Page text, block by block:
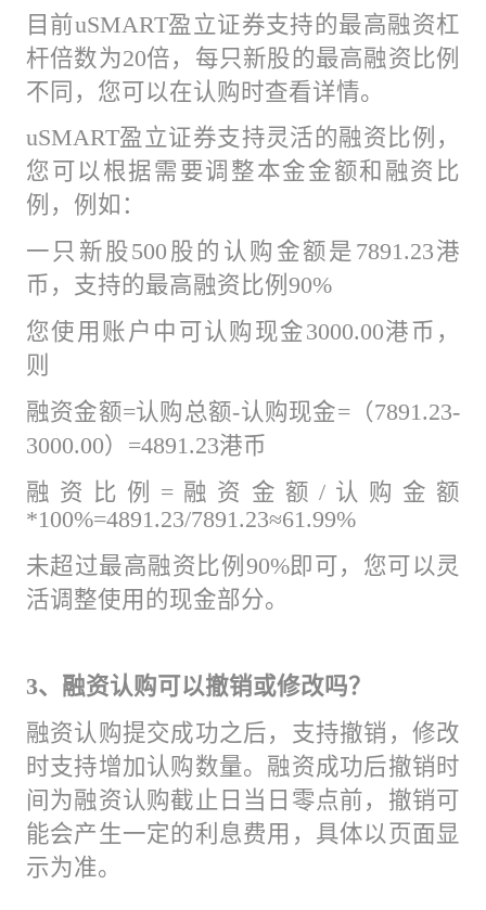
目前uSMART盈立证券支持的最高融资杠
杆倍数为20倍，每只新股的最高融资比例
不同，您可以在认购时查看详情。
uSMART盈立证券支持灵活的融资比例，
您可以根据需要调整本金金额和融资比
例，例如：
一只新股500股的认购金额是7891.23港
币，支持的最高融资比例90%
您使用账户中可认购现金3000.00港币，
则
融资金额=认购总额-认购现金=（7891.23-
3000.00）=4891.23港币
融资比例=融资金额/认购金额
*100%=4891.23/7891.23≈61.99%
未超过最高融资比例90%即可，您可以灵
活调整使用的现金部分。
3、融资认购可以撤销或修改吗？
融资认购提交成功之后，支持撤销，修改
时支持增加认购数量。融资成功后撤销时
间为融资认购截止日当日零点前，撤销可
能会产生一定的利息费用，具体以页面显
示为准。